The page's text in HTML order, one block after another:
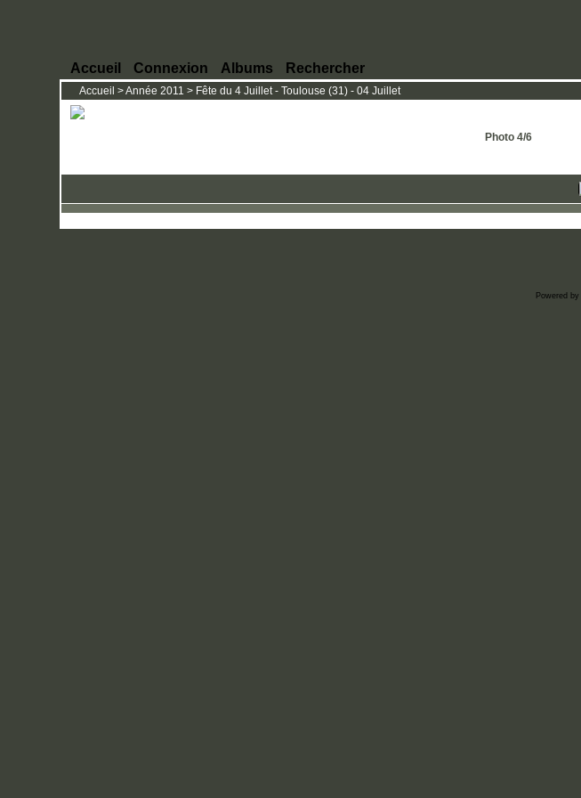
Accueil Connexion Albums Rechercher
Accueil >Année 2011 > Fête du 4 Juillet - Toulouse (31) - 04 Juillet
Photo 4/6
Powered by